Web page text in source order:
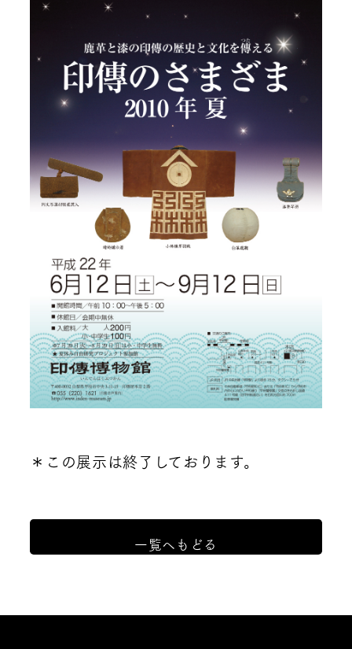
＊この展示は終了しております。
一覧へもどる